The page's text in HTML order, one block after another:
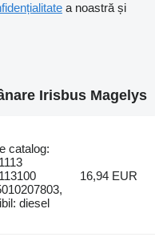
a noastră și
Irisbus Magelys
catalog:
diesel
16,94 EUR